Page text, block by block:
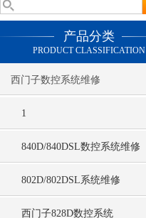
产品分类
PRODUCT CLASSIFICATION
西门子数控系统维修
1
840D/840DSL数控系统维修
802D/802DSL系统维修
西门子828D数控系统